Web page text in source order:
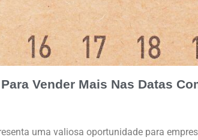
Vender Mais Nas Datas
uma valiosa oportunidade para